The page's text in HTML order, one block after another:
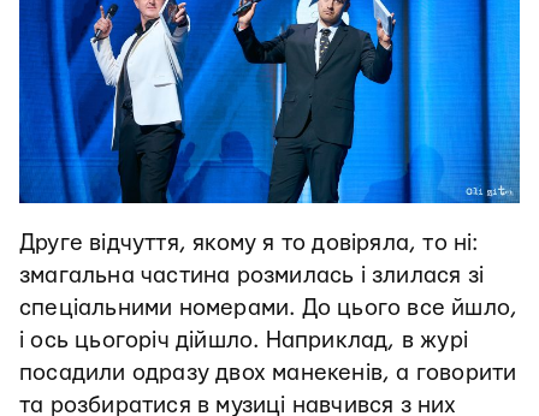
Друге відчуття, якому я то довіряла, то ні:
змагальна частина розмилась і злилася зі
спеціальними номерами. До цього все йшло,
і ось цьогоріч дійшло. Наприклад, в журі
посадили одразу двох манекенів, а говорити
та розбиратися в музиці навчився з них